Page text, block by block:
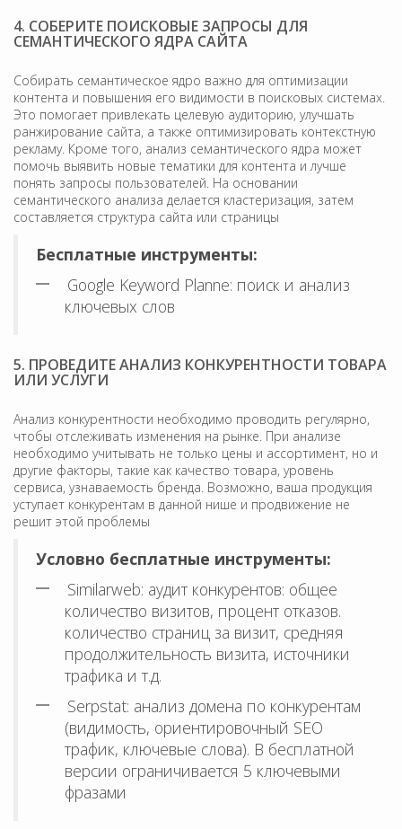
4. СОБЕРИТЕ ПОИСКОВЫЕ ЗАПРОСЫ ДЛЯ
СЕМАНТИЧЕСКОГО ЯДРА САЙТА
Собирать семантическое ядро важно для оптимизации
контента и повышения его видимости в поисковых системах.
Это помогает привлекать целевую аудиторию, улучшать
ранжирование сайта, а также оптимизировать контекстную
рекламу. Кроме того, анализ семантического ядра может
помочь выявить новые тематики для контента и лучше
понять запросы пользователей. На основании
семантического анализа делается кластеризация, затем
составляется структура сайта или страницы
Бесплатные инструменты:
Google Keyword Planne: поиск и анализ
ключевых слов
5. ПРОВЕДИТЕ АНАЛИЗ КОНКУРЕНТНОСТИ ТОВАРА
ИЛИ УСЛУГИ
Анализ конкурентности необходимо проводить регулярно,
чтобы отслеживать изменения на рынке. При анализе
необходимо учитывать не только цены и ассортимент, но и
другие факторы, такие как качество товара, уровень
сервиса, узнаваемость бренда. Возможно, ваша продукция
уступает конкурентам в данной нише и продвижение не
решит этой проблемы
Условно бесплатные инструменты:
Similarweb: аудит конкурентов: общее
количество визитов, процент отказов.
количество страниц за визит, средняя
продолжительность визита, источники
трафика и т.д.
Serpstat: анализ домена по конкурентам
(видимость, ориентировочный SEO
трафик, ключевые слова). В бесплатной
версии ограничивается 5 ключевыми
фразами